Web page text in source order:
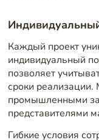
Каждый проект
индивидуальный
позволяет
сроки
промышленными
представителями
Гибкие условия